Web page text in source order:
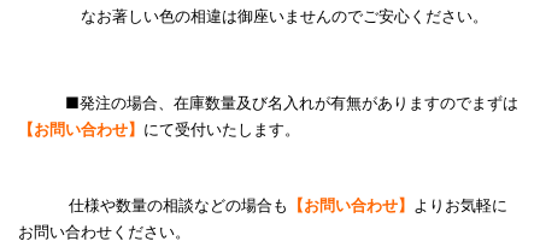
なお著しい色の相違は御座いませんのでご安心ください。
■発注の場合、在庫数量及び名入れが有無がありますのでまずは
【お問い合わせ】 にて受付いたします。
仕様や数量の相談などの場合も 【お問い合わせ】 よりお気軽に
お問い合わせください。